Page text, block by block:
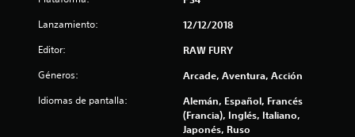
Lanzamiento: 12/12/2018
Editor: RAW FURY
Géneros: Arcade, Aventura, Acción
Idiomas de pantalla:
Alemán, Español, Francés
(Francia), Inglés, Italiano,
Japonés, Ruso